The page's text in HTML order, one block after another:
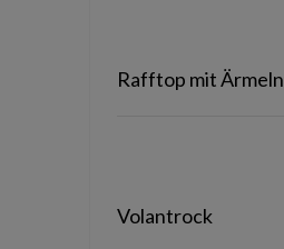
Rafftop mit Ärmeln
Volantrock